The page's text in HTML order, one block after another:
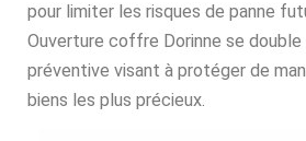
pour limiter les risques de panne
Ouverture coffre Dorinne se double
préventive visant à protéger de
biens les plus précieux.